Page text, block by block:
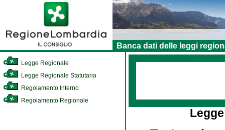
Banca dati delle leggi
Legge Regionale
Legge Regionale Statutaria
Regolamento Interno
Regolamento Regionale